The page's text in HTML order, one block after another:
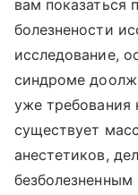
вам показаться
болезнености
исследование,
синдроме
уже требования
существует
анестетиков,